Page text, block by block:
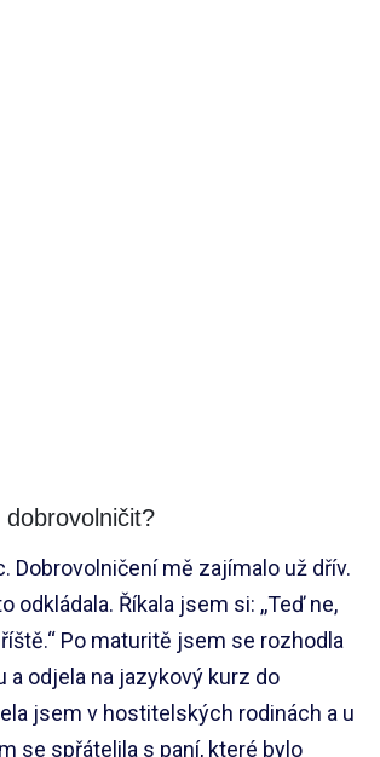
Dobrovolničení mě zajímalo už dřív.
odkládala. Říkala jsem si: ,,Teď ne,
Po maturitě jsem se rozhodla
a odjela na jazykový kurz do
jsem v hostitelských rodinách a u
se spřátelila s paní, které bylo